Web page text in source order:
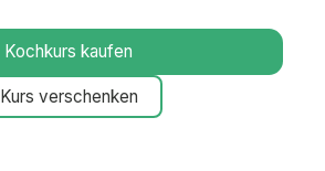
Kochkurs kaufen
Kurs verschenken